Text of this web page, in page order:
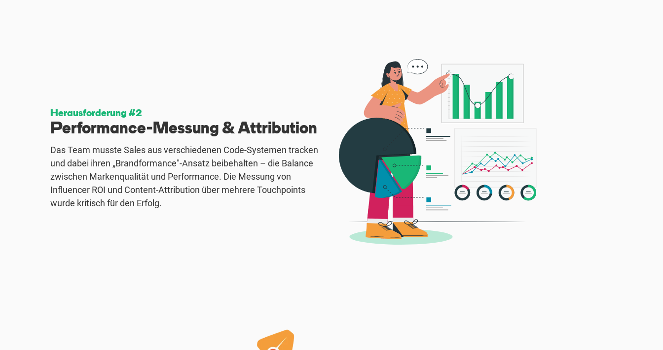
Herausforderung #2
Performance-Messung & Attribution
Das Team musste Sales aus verschiedenen Code-Systemen tracken
und dabei ihren „Brandformance"-Ansatz beibehalten – die Balance
zwischen Markenqualität und Performance. Die Messung von
Influencer ROI und Content-Attribution über mehrere Touchpoints
wurde kritisch für den Erfolg.